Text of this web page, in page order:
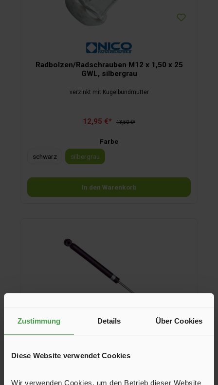
Zustimmung Details Über Cookies
Diese Website verwendet Cookies
Wir verwenden Cookies, um den Betrieb dieser Website
Radbolzen/Radschrauben M12 x 1,50 x 25
GWL, silbergrau
verzinkt mit Kugelbundmutter
12,95 €* 13,50 €*
Farbe
schwarz
silbergrau
In den Warenkorb
Auflaufstoßdämpfer für HAHN, 700 kg